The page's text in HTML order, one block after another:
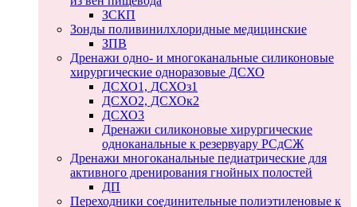
ЗСКП
Зонды поливинилхлоридные медицинские
ЗПВ
Дренажи одно- и многоканальные силиконовые
хирургические одноразовые ДСХО
ДСХО1, ДСХОз1
ДСХО2, ДСХОк2
ДСХО3
Дренажи силиконовые хирургические
одноканальные к резервуару РСдСЖ
Дренажи многоканальные педиатрические для
активного дренирования гнойных полостей
ДП
Переходники соединительные полиэтиленовые к